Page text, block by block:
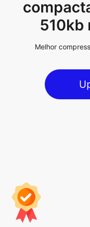
Melhor
Alta qualidade
Nosso programa de
reduz o tamanho das